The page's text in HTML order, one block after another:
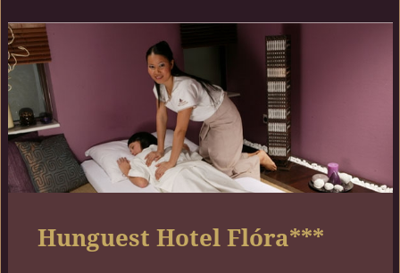
Hunguest Hotel Flóra***